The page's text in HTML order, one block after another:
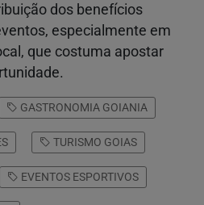
dos benefícios
especialmente em
que costuma apostar
GASTRONOMIA GOIANIA
TURISMO GOIAS
EVENTOS ESPORTIVOS